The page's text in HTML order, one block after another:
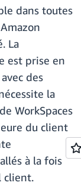
dans toutes
La
est prise en
des
la
WorkSpaces
du client
à la fois
client.